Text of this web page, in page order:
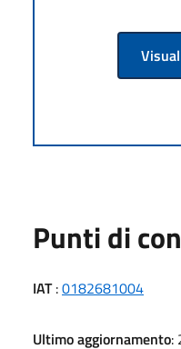
Punti di
IAT:0182681004
Ultimo aggiornamento: